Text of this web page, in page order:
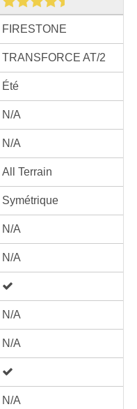
FIRESTONE
TRANSFORCE AT/2
Été
N/A
N/A
All Terrain
Symétrique
N/A
N/A
N/A
N/A
N/A